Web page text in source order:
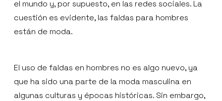
el mundo y, por supuesto, en las redes sociales. La
cuestión es evidente, las faldas para hombres
están de moda.
El uso de faldas en hombres no es algo nuevo, ya
que ha sido una parte de la moda masculina en
algunas culturas y épocas históricas. Sin embargo,